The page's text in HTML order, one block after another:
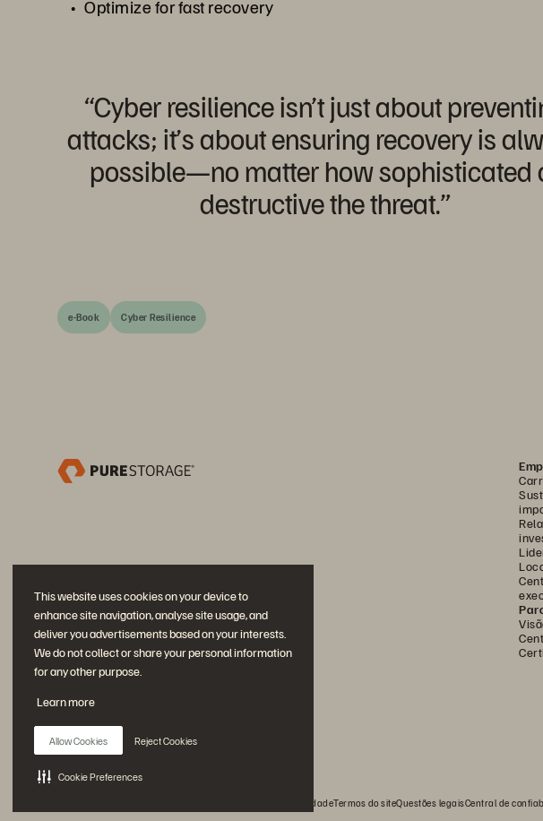
This website uses cookies on your device to
enhance site navigation, analyse site usage, and
deliver you advertisements based on your interests.
We do not collect or share your personal information
for any other purpose.
Learn more
Allow Cookies Reject Cookies
Cookie Preferences
Optimize for fast recovery
“Cyber resilience isn’t just about
attacks; it’s about ensuring recovery is
possible—no matter how sophisticated
destructive the threat.”
e-Book Cyber Resilience
Participe da conversa
PrivacidadeTermos do siteQuestões legaisCentral de